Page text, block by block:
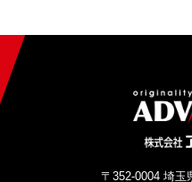
〒352-0004 埼玉